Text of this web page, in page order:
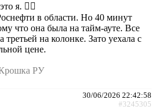
я. 🤷‍♀️
в области. Но 40 минут
что она была на тайм-ауте. Все
на колонке. Зато уехала с
цене.
РУ
30/06/2026 22:42:58
#3245305